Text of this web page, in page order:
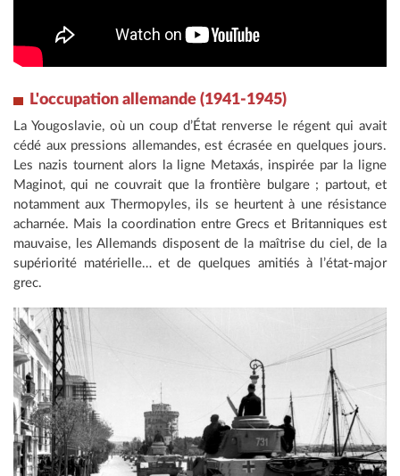
L'occupation allemande (1941-1945)
La Yougoslavie, où un coup d’État renverse le régent qui avait
cédé aux pressions allemandes, est écrasée en quelques jours.
Les nazis tournent alors la ligne Metaxás, inspirée par la ligne
Maginot, qui ne couvrait que la frontière bulgare ; partout, et
notamment aux Thermopyles, ils se heurtent à une résistance
acharnée. Mais la coordination entre Grecs et Britanniques est
mauvaise, les Allemands disposent de la maîtrise du ciel, de la
supériorité matérielle… et de quelques amitiés à l’état-major
grec.